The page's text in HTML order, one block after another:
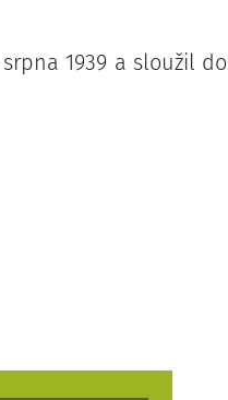
1939 a sloužil do